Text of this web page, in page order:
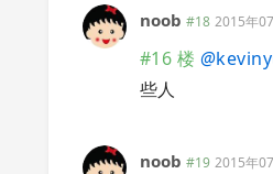
noob #18 2015年
#16 楼 @
些人
noob #19 2015年